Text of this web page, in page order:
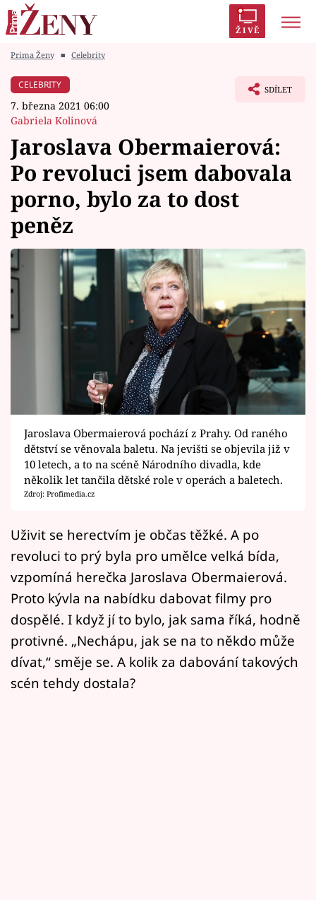
ŽIVĚ
Módní alarm
Témata
Celebrity
Vztahy
Seriály
Horoskopy
Sledujte prima+
Filmový festival Karlovy Vary
Mámy sobě
Přihlášení
Sledujte nás
Prima Ženy ■ Celebrity
CELEBRITY
7. března 2021 06:00
Gabriela Kolinová
SDÍLET
Jaroslava Obermaierová:
Po revoluci jsem dabovala
porno, bylo za to dost
peněz
Jaroslava Obermaierová pochází z Prahy. Od raného
dětství se věnovala baletu. Na jevišti se objevila již v
10 letech, a to na scéně Národního divadla, kde
několik let tančila dětské role v operách a baletech.
Zdroj: Profimedia.cz
Uživit se herectvím je občas těžké. A po
revoluci to prý byla pro umělce velká bída,
vzpomíná herečka Jaroslava Obermaierová.
Proto kývla na nabídku dabovat filmy pro
dospělé. I když jí to bylo, jak sama říká, hodně
protivné. „Nechápu, jak se na to někdo může
dívat,“ směje se. A kolik za dabování takových
scén tehdy dostala?